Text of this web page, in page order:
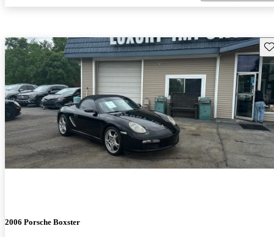
2006 Porsche Boxster